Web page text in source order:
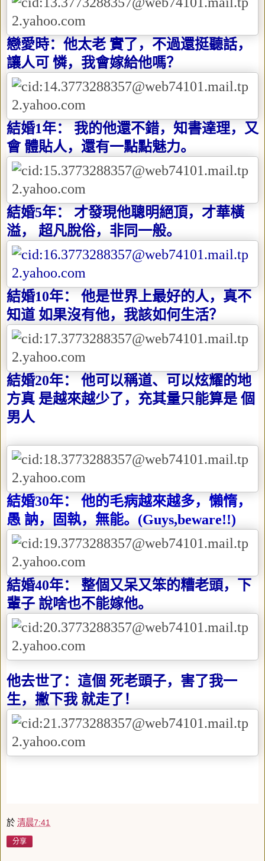
戀愛時：他太老 實了，不過還挺聽話，
讓人可 憐，我會嫁給他嗎？
結婚1年： 我的他還不錯，知書達理，又
會 體貼人，還有一點點魅力。
結婚5年： 才發現他聰明絕頂，才華橫
溢， 超凡脫俗，非同一般。
結婚10年： 他是世界上最好的人，真不
知道 如果沒有他，我該如何生活？
結婚20年： 他可以稱道、可以炫耀的地
方真 是越來越少了，充其量只能算是 個
男人
結婚30年： 他的毛病越來越多，懶惰，
愚 訥，固執，無能。 (Guys,beware!!)
結婚40年： 整個又呆又笨的糟老頭，下
輩子 說啥也不能嫁他。
他去世了：這個 死老頭子，害了我一
生，撇下我 就走了！
於 清晨7:41
分享